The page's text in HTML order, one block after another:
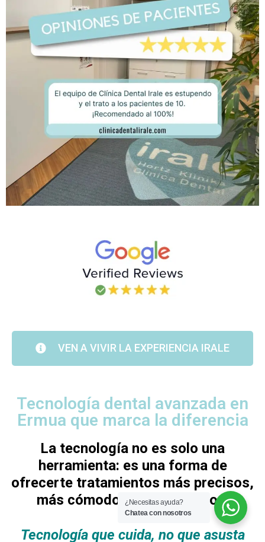
VEN A VIVIR LA EXPERIENCIA IRALE
Tecnología dental avanzada en
Ermua que marca la diferencia
La tecnología no es solo una
herramienta: es una forma de
ofrecerte tratamientos más precisos,
más cómodos y más seguros.
Tecnología que cuida, no que asusta
¿Necesitas ayuda?
Chatea con nosotros